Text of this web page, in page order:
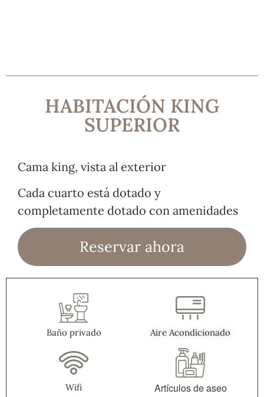
HABITACIÓN KING
SUPERIOR
Cama king, vista al exterior
Cada cuarto está dotado y
completamente dotado con amenidades
Reservar ahora
Baño privado
Wifi
Aire Acondicionado
Artículos de aseo